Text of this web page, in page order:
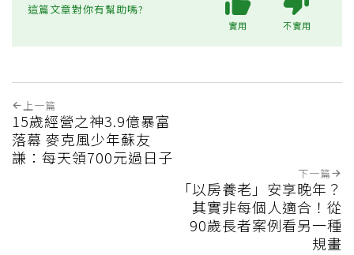
這篇文章對你有幫助嗎?
實用 不實用
上一篇
15歲經營之神3.9億暴富
落幕 麥克風少年蘇友
謙：每天領700元過日子
下一篇
「以房養老」安享晚年？
其實非每個人適合！從
90歲長者案例看另一種
規畫